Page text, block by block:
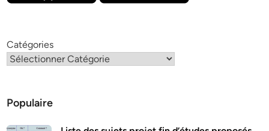
Catégories
Populaire